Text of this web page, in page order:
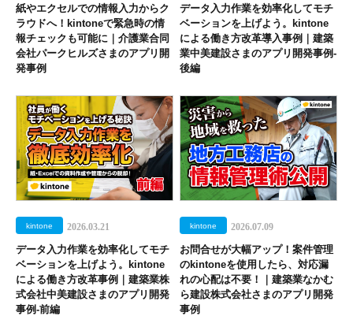
紙やエクセルでの情報入力からク
ラウドへ！kintoneで緊急時の情
報チェックも可能に｜介護業合同
会社パークヒルズさまのアプリ開
発事例
データ入力作業を効率化してモチ
ベーションを上げよう。kintone
による働き方改革導入事例｜建築
業中美建設さまのアプリ開発事例-
後編
kintone 2026.03.21
データ入力作業を効率化してモチ
ベーションを上げよう。kintone
による働き方改革事例｜建築業株
式会社中美建設さまのアプリ開発
事例-前編
kintone 2026.07.09
お問合せが大幅アップ！案件管理
のkintoneを使用したら、対応漏
れの心配は不要！｜建築業なかむ
ら建設株式会社さまのアプリ開発
事例